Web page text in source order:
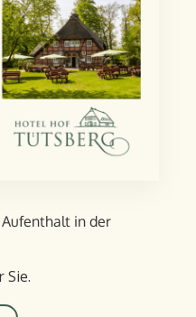
in der
Sie.